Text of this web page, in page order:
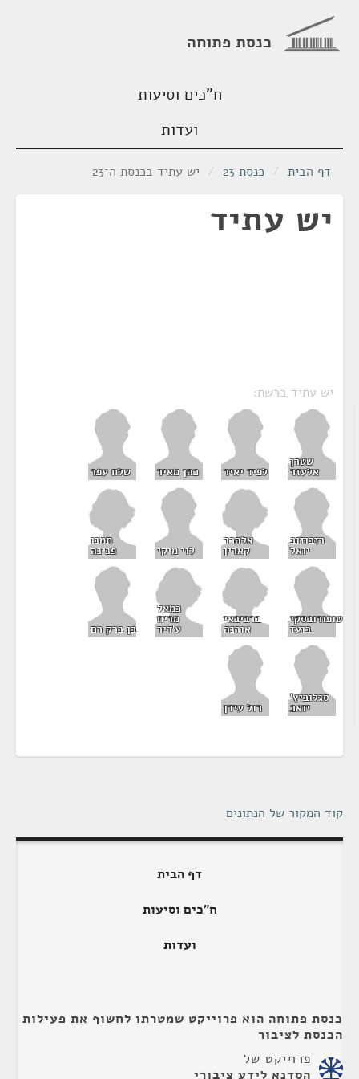
כנסת פתוחה
ח"כים וסיעות
ועדות
דף הבית / כנסת 23 / יש עתיד בכנסת ה־23
יש עתיד
יש עתיד ברשת:
שטרן
אלעזר לפיד יאיר כהן מאיר שלח עפר
רזבוזוב
יואל
אלהרר
קארין לוי מיקי
תמנו
פנינה
טופורובסקי
בועז
ברביבאי
אורנה
כמאל
מריח
ע'דיר בן ברק רם
סגלוביץ'
יואב רול עידן
קוד המקור של הנתונים
דף הבית
ח"כים וסיעות
ועדות
כנסת פתוחה הוא פרוייקט שמטרתו לחשוף את פעילות
הכנסת לציבור
פרוייקט של
הסדנא לידע ציבורי